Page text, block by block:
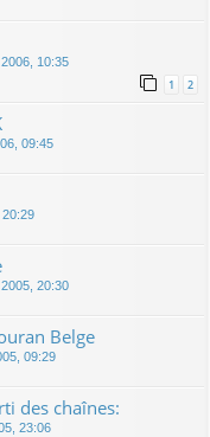
10:35
1 2
09:45
20:29
20:30
Belge
09:29
des chaînes:
23:06